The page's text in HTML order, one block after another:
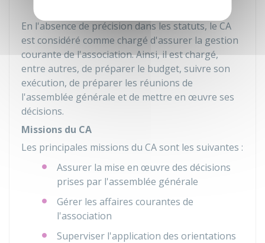
En l'absence de précision dans les statuts, le CA
est considéré comme chargé d'assurer la gestion
courante de l'association. Ainsi, il est chargé,
entre autres, de préparer le budget, suivre son
exécution, de préparer les réunions de
l'assemblée générale et de mettre en œuvre ses
décisions.
Missions du CA
Les principales missions du CA sont les suivantes :
Assurer la mise en œuvre des décisions
prises par l'assemblée générale
Gérer les affaires courantes de
l'association
Superviser l'application des orientations